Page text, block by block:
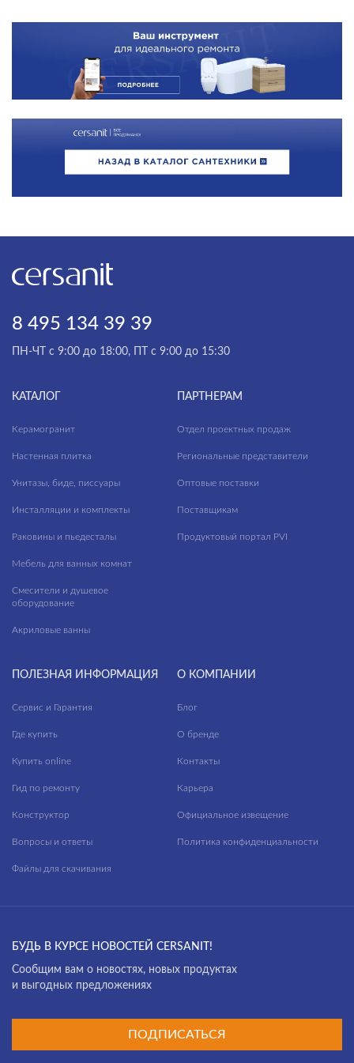
8 495 134 39 39
ПН-ЧТ с 9:00 до 18:00, ПТ с 9:00 до 15:30
КАТАЛОГ
Керамогранит
Настенная плитка
Унитазы, биде, писсуары
Инсталляции и комплекты
Раковины и пьедесталы
Мебель для ванных комнат
Смесители и душевое
оборудование
Акриловые ванны
ПАРТНЕРАМ
Отдел проектных продаж
Региональные представители
Оптовые поставки
Поставщикам
Продуктовый портал PVI
ПОЛЕЗНАЯ ИНФОРМАЦИЯ
Сервис и Гарантия
Где купить
Купить online
Гид по ремонту
Конструктор
Вопросы и ответы
Файлы для скачивания
О КОМПАНИИ
Блог
О бренде
Контакты
Карьера
Официальное извещение
Политика конфиденциальности
БУДЬ В КУРСЕ НОВОСТЕЙ CERSANIT!
Cообщим вам о новостях, новых продуктах
и выгодных предложениях
ПОДПИСАТЬСЯ